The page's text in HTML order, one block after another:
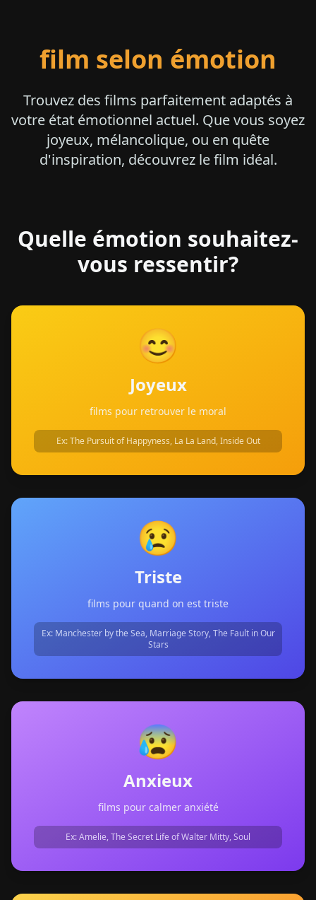
film selon émotion
Trouvez des films parfaitement adaptés à
votre état émotionnel actuel. Que vous soyez
joyeux, mélancolique, ou en quête
d'inspiration, découvrez le film idéal.
Quelle émotion souhaitez-
vous ressentir?
😊
Joyeux
films pour retrouver le moral
Ex: The Pursuit of Happyness, La La Land, Inside Out
😢
Triste
films pour quand on est triste
Ex: Manchester by the Sea, Marriage Story, The Fault in Our
Stars
😰
Anxieux
films pour calmer anxiété
Ex:Amelie, The Secret Life of Walter Mitty, Soul